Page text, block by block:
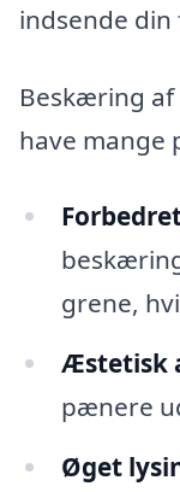
indsende
Beskæring
have mange
grene,
Æstetisk
pænere
Øget